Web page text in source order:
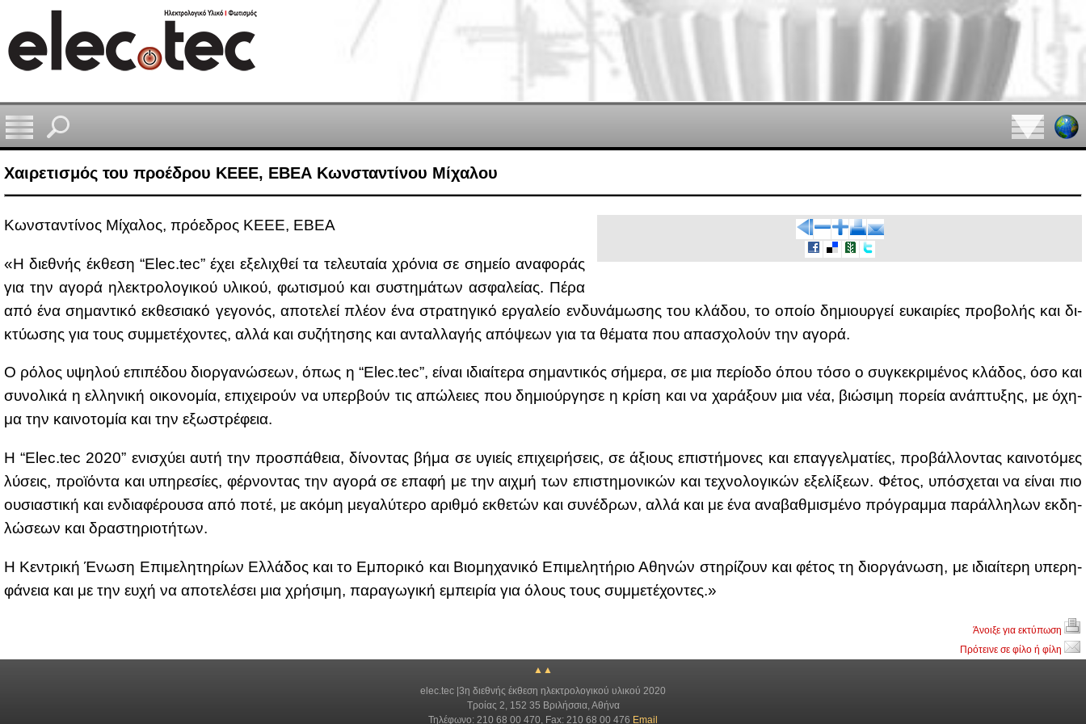
Χαιρετισμός του προέδρου ΚΕΕΕ, ΕΒΕΑ Κωνσταντίνου Μίχαλου
Κων­στα­ντί­νος Μί­χα­λος, πρό­ε­δρος ΚΕ­ΕΕ, ΕΒΕΑ
«Η διε­θνής έκ­θε­ση “Elec.tec” έχει εξε­λι­χθεί τα τε­λευ­ταία χρό­νια σε ση­μείο ανα­φο­ράς
για την αγο­ρά ηλε­κτρο­λο­γι­κού υλι­κού, φω­τι­σμού και συ­στη­μά­των ασφα­λεί­ας. Πέ­ρα
από ένα ση­μα­ντι­κό εκ­θε­σια­κό γε­γο­νός, απο­τε­λεί πλέ­ον ένα στρα­τη­γι­κό ερ­γα­λείο εν­δυ­νά­μω­σης του κλά­δου, το οποίο δη­μιουρ­γεί ευ­και­ρί­ες προ­βο­λής και δι­
κτύ­ω­σης για τους συμ­με­τέ­χο­ντες, αλ­λά και συ­ζή­τη­σης και ανταλ­λα­γής από­ψε­ων για τα θέ­μα­τα που απα­σχο­λούν την αγο­ρά.
Ο ρό­λος υψη­λού επι­πέ­δου διορ­γα­νώ­σε­ων, όπως η “Elec.tec”, εί­ναι ιδιαί­τε­ρα ση­μα­ντι­κός σή­με­ρα, σε μια πε­ρί­ο­δο όπου τό­σο ο συ­γκε­κρι­μέ­νος κλά­δος, όσο και
συ­νο­λι­κά η ελ­λη­νι­κή οι­κο­νο­μία, επι­χει­ρούν να υπερ­βούν τις απώ­λειες που δη­μιούρ­γη­σε η κρί­ση και να χα­ρά­ξουν μια νέα, βιώ­σι­μη πο­ρεία ανά­πτυ­ξης, με όχη­
μα την και­νο­το­μία και την εξω­στρέ­φεια.
Η “Elec.tec 2020” ενι­σχύ­ει αυ­τή την προ­σπά­θεια, δί­νο­ντας βή­μα σε υγιείς επι­χει­ρή­σεις, σε άξιους επι­στή­μο­νες και επαγ­γελ­μα­τί­ες, προ­βάλ­λο­ντας και­νο­τό­μες
λύ­σεις, προ­ϊ­ό­ντα και υπη­ρε­σί­ες, φέρ­νο­ντας την αγο­ρά σε επα­φή με την αιχ­μή των επι­στη­μο­νι­κών και τε­χνο­λο­γι­κών εξε­λί­ξε­ων. Φέ­τος, υπό­σχε­ται να εί­ναι πιο
ου­σια­στι­κή και εν­δια­φέ­ρου­σα από πο­τέ, με ακό­μη με­γα­λύ­τε­ρο αριθ­μό εκ­θε­τών και συ­νέ­δρων, αλ­λά και με ένα ανα­βαθ­μι­σμέ­νο πρό­γραμ­μα πα­ράλ­λη­λων εκ­δη­
λώ­σε­ων και δρα­στη­ριο­τή­των.
Η Κε­ντρι­κή Ένω­ση Επι­με­λη­τη­ρί­ων Ελ­λά­δος και το Εμπο­ρι­κό και Βιο­μη­χα­νι­κό Επι­με­λη­τή­ριο Αθη­νών στη­ρί­ζουν και φέ­τος τη διορ­γά­νω­ση, με ιδιαί­τε­ρη υπε­ρη­
φά­νεια και με την ευ­χή να απο­τε­λέ­σει μια χρή­σι­μη, πα­ρα­γω­γι­κή εμπει­ρία για όλους τους συμ­με­τέ­χο­ντες.»
Άνοιξε για εκτύπωση
Πρότεινε σε φίλο ή φίλη
▲▲
elec.tec |3η διεθνής έκθεση ηλεκτρολογικού υλικού 2020
Τροίας 2, 152 35 Βριλήσσια, Αθήνα
Τηλέφωνο: 210 68 00 470, Fax: 210 68 00 476 Email